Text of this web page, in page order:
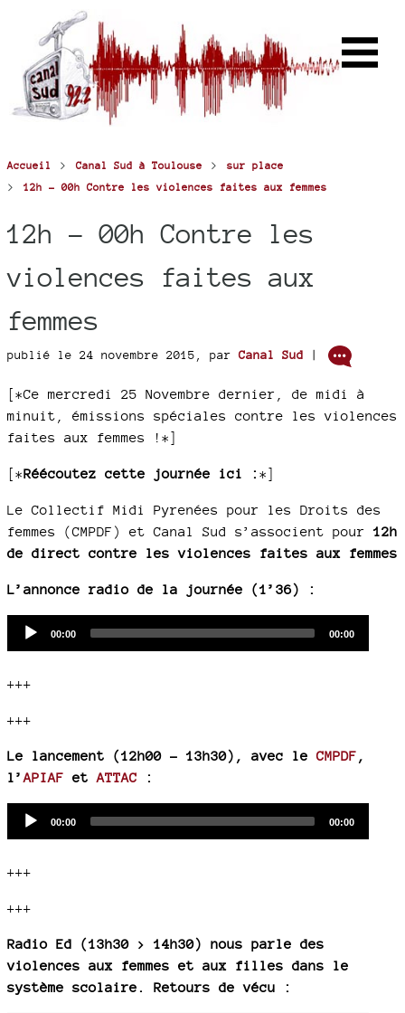
Accueil > Canal Sud à Toulouse > sur place
> 12h - 00h Contre les violences faites aux femmes
12h - 00h Contre les
violences faites aux
femmes
publié le 24 novembre 2015, parCanal Sud |
[*Ce mercredi 25 Novembre dernier, de midi à
minuit, émissions spéciales contre les violences
faites aux femmes ! *]
[*Réécoutez cette journée ici : *]
Le Collectif Midi Pyrenées pour les Droits des
femmes (CMPDF) et Canal Sud s’associent pour 12h
de direct contre les violences faites aux femmes
L’annonce radio de la journée (1’36) :
Current
00:00
Total
00:00
+++
+++
Le lancement (12h00 - 13h30), avec leCMPDF ,
l’ APIAF et ATTAC :
Current
00:00
Total
00:00
+++
+++
Radio Ed (13h30 > 14h30) nous parle des
violences aux femmes et aux filles dans le
système scolaire. Retours de vécu :